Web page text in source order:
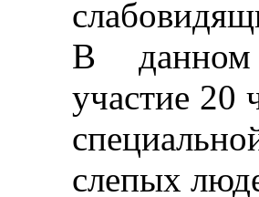
В данном
участие 20
слепых